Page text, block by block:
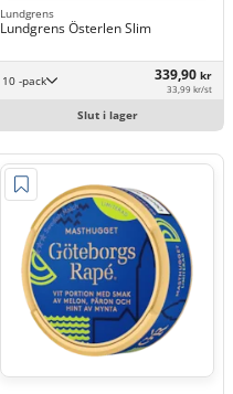
Lundgrens
Lundgrens Österlen Slim
10 -pack 339,90 kr
33,99 kr/st
Slut i lager